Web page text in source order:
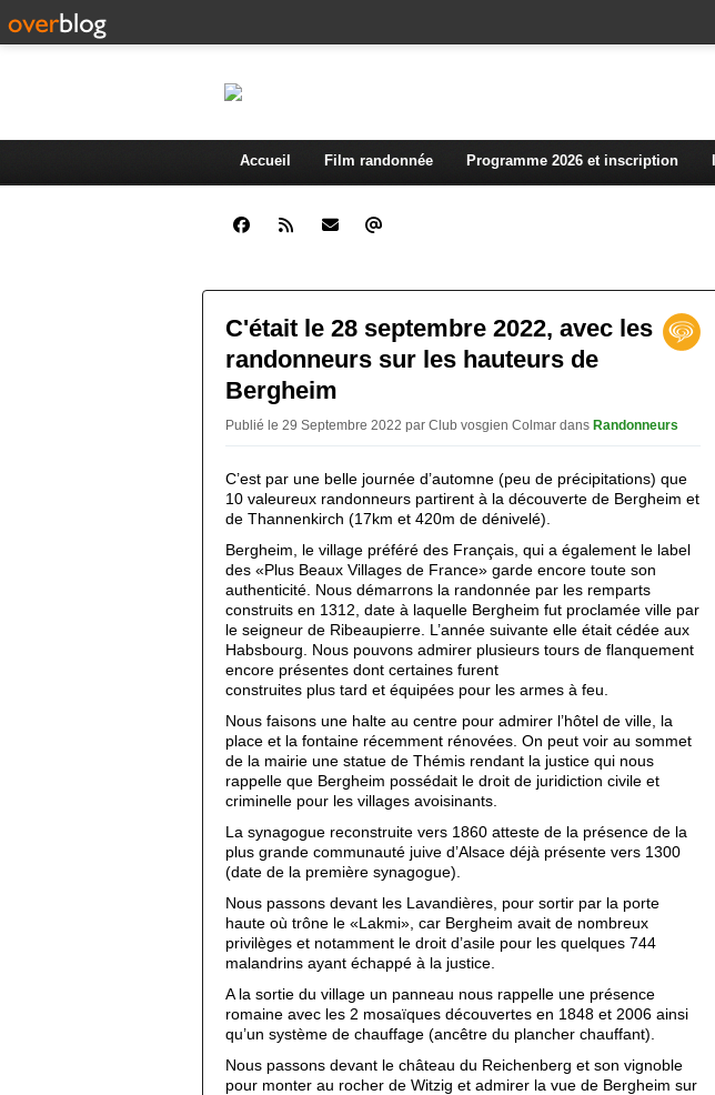
Accueil Film randonnée Programme 2026 et inscription
C'était le 28 septembre 2022, avec les
randonneurs sur les hauteurs de
Bergheim
Publié le 29 Septembre 2022 par Club vosgien Colmar dans Randonneurs
C’est par une belle journée d’automne (peu de précipitations) que
10 valeureux randonneurs partirent à la découverte de Bergheim et
de Thannenkirch (17km et 420m de dénivelé).
Bergheim, le village préféré des Français, qui a également le label
des «Plus Beaux Villages de France» garde encore toute son
authenticité. Nous démarrons la randonnée par les remparts
construits en 1312, date à laquelle Bergheim fut proclamée ville par
le seigneur de Ribeaupierre. L’année suivante elle était cédée aux
Habsbourg. Nous pouvons admirer plusieurs tours de flanquement
encore présentes dont certaines furent
construites plus tard et équipées pour les armes à feu.
Nous faisons une halte au centre pour admirer l’hôtel de ville, la
place et la fontaine récemment rénovées. On peut voir au sommet
de la mairie une statue de Thémis rendant la justice qui nous
rappelle que Bergheim possédait le droit de juridiction civile et
criminelle pour les villages avoisinants.
La synagogue reconstruite vers 1860 atteste de la présence de la
plus grande communauté juive d’Alsace déjà présente vers 1300
(date de la première synagogue).
Nous passons devant les Lavandières, pour sortir par la porte
haute où trône le «Lakmi», car Bergheim avait de nombreux
privilèges et notamment le droit d’asile pour les quelques 744
malandrins ayant échappé à la justice.
A la sortie du village un panneau nous rappelle une présence
romaine avec les 2 mosaïques découvertes en 1848 et 2006 ainsi
qu’un système de chauffage (ancêtre du plancher chauffant).
Nous passons devant le château du Reichenberg et son vignoble
pour monter au rocher de Witzig et admirer la vue de Bergheim sur